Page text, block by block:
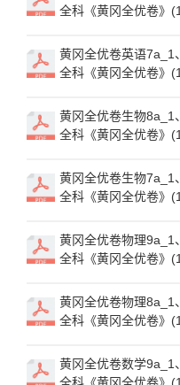
全科《黄冈全优卷》
黄冈全优卷英语7a_1
全科《黄冈全优卷》
黄冈全优卷生物8a_1
全科《黄冈全优卷》
黄冈全优卷生物7a_1
全科《黄冈全优卷》
黄冈全优卷物理9a_1
全科《黄冈全优卷》
黄冈全优卷物理8a_1
全科《黄冈全优卷》
黄冈全优卷数学9a_1